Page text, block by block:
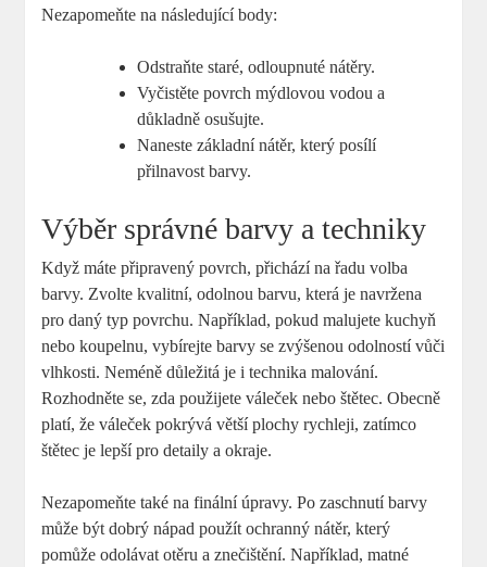
Nezapomeňte na následující body:
Odstraňte staré, odloupnuté nátěry.
Vyčistěte povrch mýdlovou vodou a
důkladně osušujte.
Naneste základní nátěr, který posílí
přilnavost barvy.
Výběr správné barvy a techniky
Když máte připravený povrch, přichází na řadu volba
barvy. Zvolte kvalitní, odolnou barvu, která je navržena
pro daný typ povrchu. Například, pokud malujete kuchyň
nebo koupelnu, vybírejte barvy se zvýšenou odolností vůči
vlhkosti. Neméně důležitá je i technika malování.
Rozhodněte se, zda použijete váleček nebo štětec. Obecně
platí, že váleček pokrývá větší plochy rychleji, zatímco
štětec je lepší pro detaily a okraje.
Nezapomeňte také na finální úpravy. Po zaschnutí barvy
může být dobrý nápad použít ochranný nátěr, který
pomůže odolávat otěru a znečištění. Například, matné